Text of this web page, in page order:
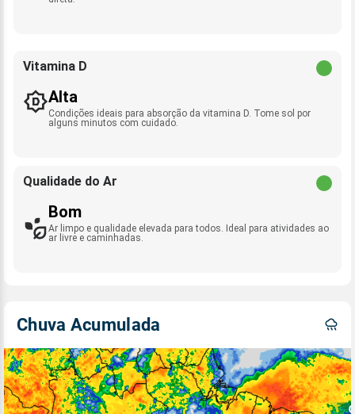
Vitamina D
Alta
Condições ideais para absorção da vitamina D. Tome sol por
alguns minutos com cuidado.
Qualidade do Ar
Bom
Ar limpo e qualidade elevada para todos. Ideal para atividades ao
ar livre e caminhadas.
Chuva Acumulada